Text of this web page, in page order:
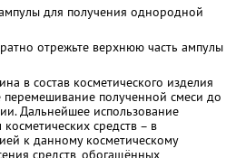
для получения однородной
отрежьте верхнюю часть ампулы
в состав косметического изделия
полученной смеси до
Дальнейшее использование
средств – в
к данному косметическому
средств, обогащённых